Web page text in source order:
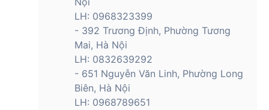
LH: 0968323399
- 392 Trương Định, Phường Tương
Mai, Hà Nội
LH: 0832639292
- 651 Nguyễn Văn Linh, Phường Long
Biên, Hà Nội
LH: 0968789651